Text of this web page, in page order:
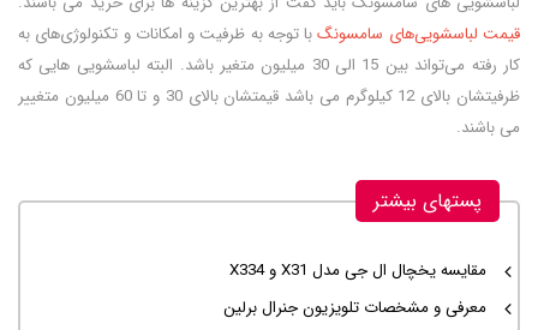
قیمت لباسشویی‌های سامسونگبا توجه به ظرفیت و امکانات و تکنولوژی‌های به
کار رفته می‌تواند بین 15 الی 30 میلیون متغیر باشد. البته لباسشویی هایی که
ظرفیتشان بالای 12 کیلوگرم می باشد قیمتشان بالای 30 و تا 60 میلیون متغییر
می باشند.
پستهای بیشتر
مقایسه یخچال‌ ال جی مدل X31 و X334
معرفی و مشخصات تلویزیون جنرال برلین